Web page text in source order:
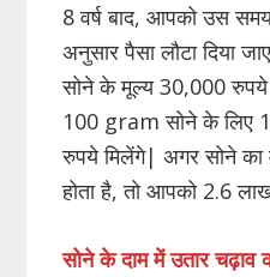
8 वर्ष बाद, आपको उस
अनुसार पैसा लौटा दिया
सोने के मूल्य 30,000
100 gram सोने के लिए
रुपये मिलेंगे| अगर सोने का
होता है, तो आपको 2.6
सोने के दाम में उतार चढ़ाव